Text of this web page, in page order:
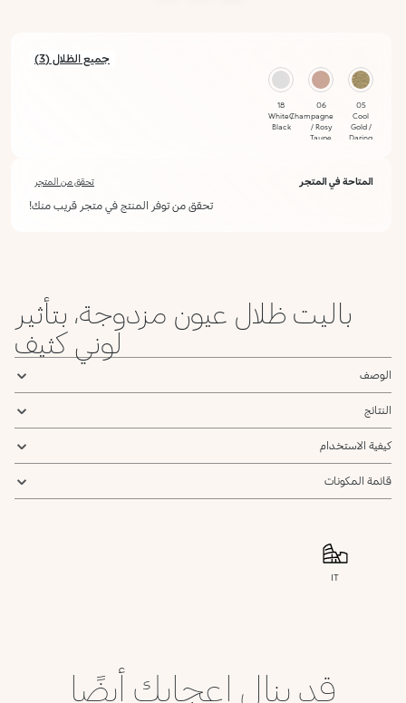
جميع الظلال (3)
05
Cool
Gold /
Daring
06
Champagne
/ Rosy
Taupe
18
White /
Black
المتاحة في المتجر تحقق من المتجر
تحقق من توفر المنتج في متجر قريب منك!
باليت ظلال عيون مزدوجة، بتأثير
لوني كثيف
الوصف
النتائج
كيفية الاستخدام
قائمة المكونات
IT
قد ينال إعجابك أيضًا